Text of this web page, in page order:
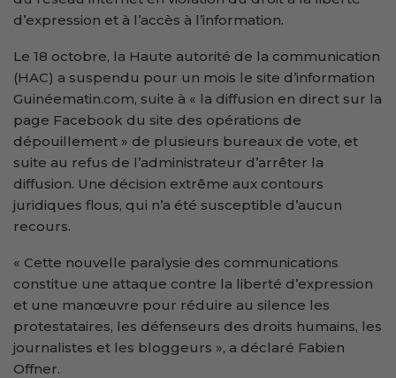
d’expression et à l’accès à l’information.
Le 18 octobre, la Haute autorité de la communication
(HAC) a suspendu pour un mois le site d’information
Guinéematin.com, suite à « la diffusion en direct sur la
page Facebook du site des opérations de
dépouillement » de plusieurs bureaux de vote, et
suite au refus de l’administrateur d’arrêter la
diffusion. Une décision extrême aux contours
juridiques flous, qui n’a été susceptible d’aucun
recours.
« Cette nouvelle paralysie des communications
constitue une attaque contre la liberté d’expression
et une manœuvre pour réduire au silence les
protestataires, les défenseurs des droits humains, les
journalistes et les bloggeurs », a déclaré Fabien
Offner.